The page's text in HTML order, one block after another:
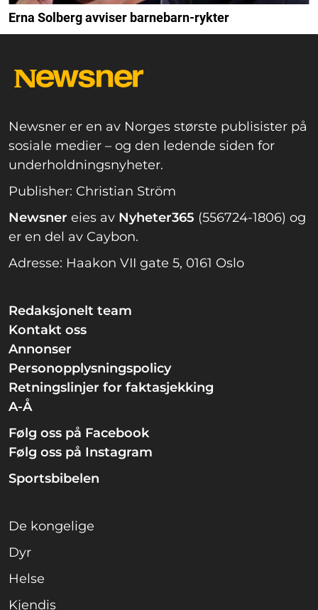
Erna Solberg avviser barnebarn-rykter
Newsner er en av Norges største publisister på
sosiale medier – og den ledende siden for
underholdningsnyheter.
Publisher: Christian Ström
Newsner eies av Nyheter365 (556724-1806) og
er en del av Caybon.
Adresse: Haakon VII gate 5, 0161 Oslo
Redaksjonelt team
Kontakt oss
Annonser
Personopplysningspolicy
Retningslinjer for faktasjekking
A-Å
Følg oss på Facebook
Følg oss på Instagram
Sportsbibelen
De kongelige
Dyr
Helse
Kjendis